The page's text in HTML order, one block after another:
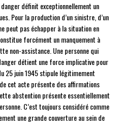
définit exceptionnellement un
Pour la production d’un sinistre, d’un
peut pas échapper à la situation en
forcément un manquement à
non-assistance. Une personne qui
détient une force implicative pour
25 juin 1945 stipule légitimement
cet acte présente des affirmations
abstention présente essentiellement
C’est toujours considéré comme
une grande couverture au sein de